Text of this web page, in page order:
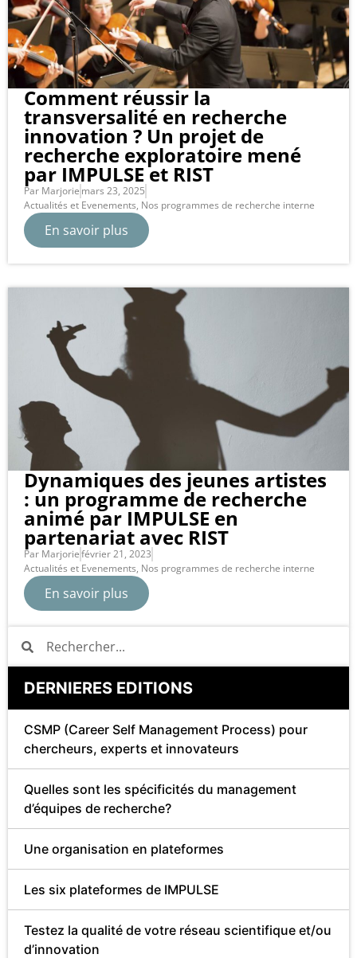
Comment réussir la
transversalité en recherche
innovation ? Un projet de
recherche exploratoire mené
par IMPULSE et RIST
Par Marjorie mars 23, 2025
Actualités et Evenements, Nos programmes de recherche interne
En savoir plus
Dynamiques des jeunes artistes
: un programme de recherche
animé par IMPULSE en
partenariat avec RIST
Par Marjoriefévrier 21, 2023
Actualités et Evenements, Nos programmes de recherche interne
En savoir plus
DERNIERES EDITIONS
CSMP (Career Self Management Process) pour
chercheurs, experts et innovateurs
Quelles sont les spécificités du management
d’équipes de recherche?
Une organisation en plateformes
Les six plateformes de IMPULSE
Testez la qualité de votre réseau scientifique et/ou
d’innovation